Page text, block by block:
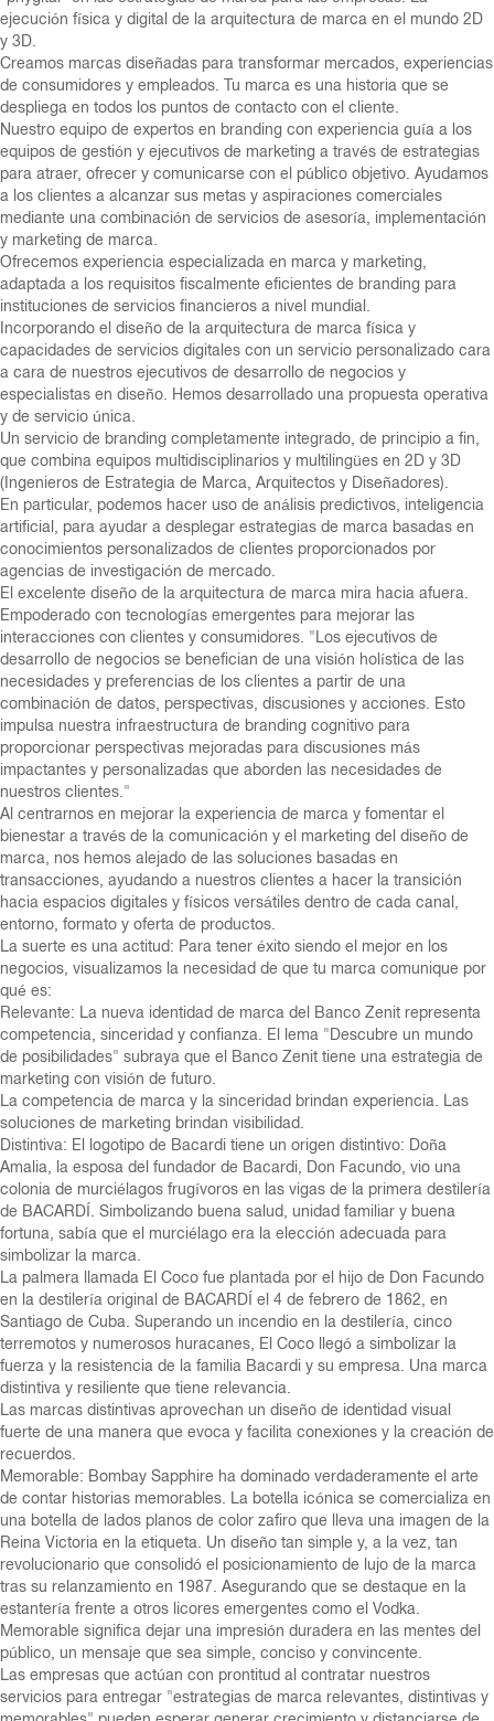
ejecución física y digital de la arquitectura de marca en el mundo 2D
y 3D.
Creamos marcas diseñadas para transformar mercados, experiencias
de consumidores y empleados. Tu marca es una historia que se
despliega en todos los puntos de contacto con el cliente.
Nuestro equipo de expertos en branding con experiencia guía a los
equipos de gestión y ejecutivos de marketing a través de estrategias
para atraer, ofrecer y comunicarse con el público objetivo. Ayudamos
a los clientes a alcanzar sus metas y aspiraciones comerciales
mediante una combinación de servicios de asesoría, implementación
y marketing de marca.
Ofrecemos experiencia especializada en marca y marketing,
adaptada a los requisitos fiscalmente eficientes de branding para
instituciones de servicios financieros a nivel mundial.
Incorporando el diseño de la arquitectura de marca física y
capacidades de servicios digitales con un servicio personalizado cara
a cara de nuestros ejecutivos de desarrollo de negocios y
especialistas en diseño. Hemos desarrollado una propuesta operativa
y de servicio única.
Un servicio de branding completamente integrado, de principio a fin,
que combina equipos multidisciplinarios y multilingües en 2D y 3D
(Ingenieros de Estrategia de Marca, Arquitectos y Diseñadores).
En particular, podemos hacer uso de análisis predictivos, inteligencia
artificial, para ayudar a desplegar estrategias de marca basadas en
conocimientos personalizados de clientes proporcionados por
agencias de investigación de mercado.
El excelente diseño de la arquitectura de marca mira hacia afuera.
Empoderado con tecnologías emergentes para mejorar las
interacciones con clientes y consumidores. "Los ejecutivos de
desarrollo de negocios se benefician de una visión holística de las
necesidades y preferencias de los clientes a partir de una
combinación de datos, perspectivas, discusiones y acciones. Esto
impulsa nuestra infraestructura de branding cognitivo para
proporcionar perspectivas mejoradas para discusiones más
impactantes y personalizadas que aborden las necesidades de
nuestros clientes."
Al centrarnos en mejorar la experiencia de marca y fomentar el
bienestar a través de la comunicación y el marketing del diseño de
marca, nos hemos alejado de las soluciones basadas en
transacciones, ayudando a nuestros clientes a hacer la transición
hacia espacios digitales y físicos versátiles dentro de cada canal,
entorno, formato y oferta de productos.
La suerte es una actitud: Para tener éxito siendo el mejor en los
negocios, visualizamos la necesidad de que tu marca comunique por
qué es:
Relevante: La nueva identidad de marca del Banco Zenit representa
competencia, sinceridad y confianza. El lema "Descubre un mundo
de posibilidades" subraya que el Banco Zenit tiene una estrategia de
marketing con visión de futuro.
La competencia de marca y la sinceridad brindan experiencia. Las
soluciones de marketing brindan visibilidad.
Distintiva: El logotipo de Bacardi tiene un origen distintivo: Doña
Amalia, la esposa del fundador de Bacardi, Don Facundo, vio una
colonia de murciélagos frugívoros en las vigas de la primera destilería
de BACARDÍ. Simbolizando buena salud, unidad familiar y buena
fortuna, sabía que el murciélago era la elección adecuada para
simbolizar la marca.
La palmera llamada El Coco fue plantada por el hijo de Don Facundo
en la destilería original de BACARDÍ el 4 de febrero de 1862, en
Santiago de Cuba. Superando un incendio en la destilería, cinco
terremotos y numerosos huracanes, El Coco llegó a simbolizar la
fuerza y la resistencia de la familia Bacardi y su empresa. Una marca
distintiva y resiliente que tiene relevancia.
Las marcas distintivas aprovechan un diseño de identidad visual
fuerte de una manera que evoca y facilita conexiones y la creación de
recuerdos.
Memorable: Bombay Sapphire ha dominado verdaderamente el arte
de contar historias memorables. La botella icónica se comercializa en
una botella de lados planos de color zafiro que lleva una imagen de la
Reina Victoria en la etiqueta. Un diseño tan simple y, a la vez, tan
revolucionario que consolidó el posicionamiento de lujo de la marca
tras su relanzamiento en 1987. Asegurando que se destaque en la
estantería frente a otros licores emergentes como el Vodka.
Memorable significa dejar una impresión duradera en las mentes del
público, un mensaje que sea simple, conciso y convincente.
Las empresas que actúan con prontitud al contratar nuestros
servicios para entregar "estrategias de marca relevantes, distintivas y